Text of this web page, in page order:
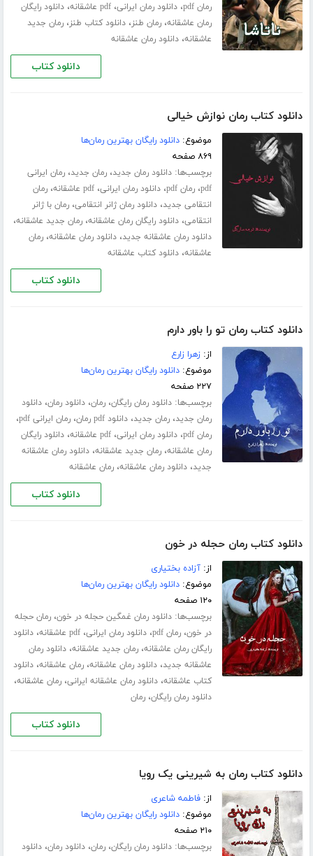
رمان pdf ،دانلود رمان ایرانی،pdf عاشقانه ،دانلود رایگان
رمان عاشقانه،رمان طنز،دانلود کتاب طنز،رمان جدید
عاشقانه،دانلود رمان عاشقانه
دانلود کتاب
دانلود کتاب رمان نوازش خیالی
موضوع:دانلود رایگان بهترین رمان‌ها
۸۶۹ صفحه
برچسب‌ها:دانلود رمان جدید،رمان جدید،رمان ایرانی
pdf،رمان pdf ،دانلود رمان ایرانی،pdf عاشقانه ،رمان
انتقامی جدید،دانلود رمان ژانر انتقامی،رمان با ژانر
انتقامی،دانلود رایگان رمان عاشقانه،رمان جدید عاشقانه،
دانلود رمان عاشقانه جدید،دانلود رمان عاشقانه،رمان
عاشقانه،دانلود کتاب عاشقانه
دانلود کتاب
دانلود کتاب رمان تو را باور دارم
از:زهرا زارع
موضوع:دانلود رایگان بهترین رمان‌ها
۲۲۷ صفحه
برچسب‌ها:دانلود رمان رایگان،رمان،دانلود رمان،دانلود
رمان جدید،رمان جدید،دانلود pdf رمان ،رمان ایرانی pdf ،
رمان pdf ،دانلود رمان ایرانی،pdf عاشقانه ،دانلود رایگان
رمان عاشقانه،رمان جدید عاشقانه،دانلود رمان عاشقانه
جدید،دانلود رمان عاشقانه،رمان عاشقانه
دانلود کتاب
دانلود کتاب رمان حجله در خون
از:آزاده بختیاری
موضوع:دانلود رایگان بهترین رمان‌ها
۱۲۰ صفحه
برچسب‌ها:دانلود رمان غمگین حجله در خون،رمان حجله
در خون،رمان pdf ،دانلود رمان ایرانی،pdf عاشقانه ،دانلود
رایگان رمان عاشقانه،رمان جدید عاشقانه،دانلود رمان
عاشقانه جدید،دانلود رمان عاشقانه،رمان عاشقانه،دانلود
کتاب عاشقانه،دانلود رمان عاشقانه ایرانی،رمان عاشقانه،
دانلود رمان رایگان،رمان
دانلود کتاب
دانلود کتاب رمان به شیرینی یک رویا
از:فاطمه شاعری
موضوع:دانلود رایگان بهترین رمان‌ها
۲۱۰ صفحه
برچسب‌ها:دانلود رمان رایگان،رمان،دانلود رمان،دانلود